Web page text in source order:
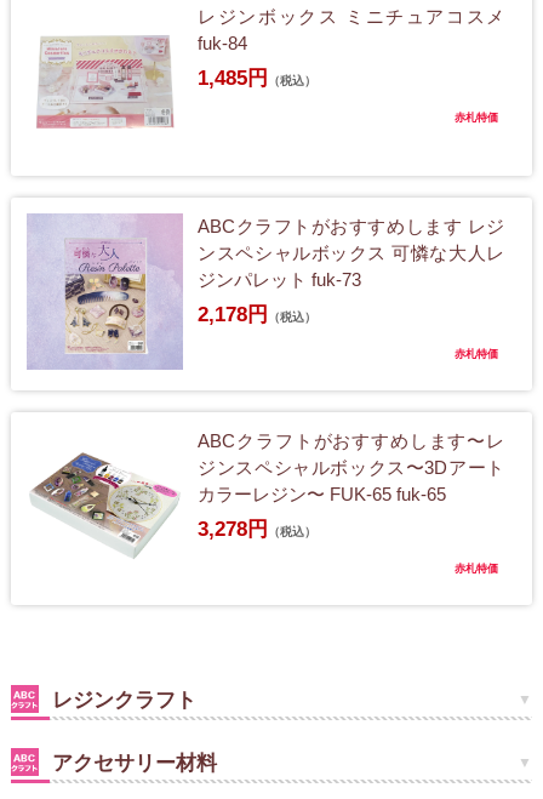
レジンボックス ミニチュアコスメ
fuk-84
1,485円 （税込）
赤札特価
ABCクラフトがおすすめします レジ
ンスペシャルボックス 可憐な大人レ
ジンパレット fuk-73
2,178円 （税込）
赤札特価
ABCクラフトがおすすめします〜レ
ジンスペシャルボックス〜3Dアート
カラーレジン〜 FUK-65 fuk-65
3,278円 （税込）
赤札特価
レジンクラフト
アクセサリー材料